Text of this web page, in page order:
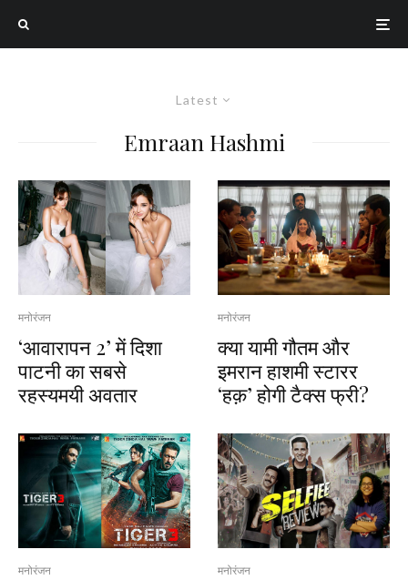
Latest
Emraan Hashmi
मनोरंजन
‘आवारापन 2’ में दिशा
पाटनी का सबसे
रहस्यमयी अवतार
मनोरंजन
मनोरंजन
क्या यामी गौतम और
इमरान हाशमी स्टारर
‘हक़’ होगी टैक्स फ्री?
मनोरंजन